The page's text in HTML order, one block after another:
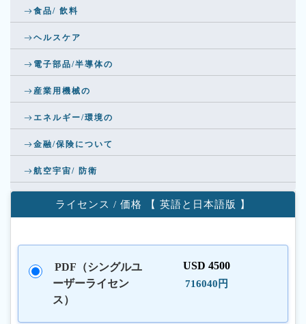
食品/ 飲料
ヘルスケア
電子部品/半導体の
産業用機械の
エネルギー/環境の
金融/保険について
航空宇宙/ 防衛
ライセンス / 価格 【 英語と日本語版 】
PDF（シングルユ
ーザーライセン
ス）
USD 4500
716040円